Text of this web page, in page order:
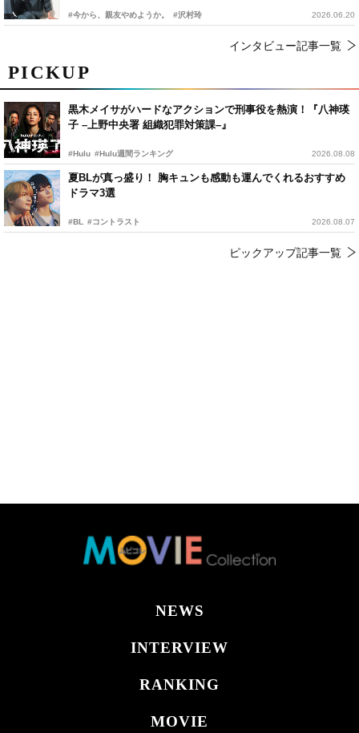
PICKUP
黒木メイサがハードなアクションで刑事役を熱演！『八神瑛
子 –上野中央署 組織犯罪対策課–』
#Hulu #Hulu週間ランキング 2026.08.08
夏BLが真っ盛り！ 胸キュンも感動も運んでくれるおすすめ
ドラマ3選
#BL #コントラスト 2026.08.07
ピックアップ記事一覧
#今から、親友やめようか。 #沢村玲 2026.06.20
インタビュー記事一覧
NEWS
INTERVIEW
RANKING
MOVIE